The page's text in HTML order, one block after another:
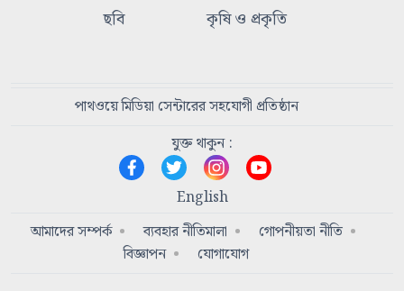
ছবি
কৃষি ও প্রকৃতি
পাথওয়ে মিডিয়া সেন্টারের সহযোগী প্রতিষ্ঠান
যুক্ত থাকুন :
English
আমাদের সম্পর্ক
ব্যবহার নীতিমালা
গোপনীয়তা নীতি
বিজ্ঞাপন
যোগাযোগ